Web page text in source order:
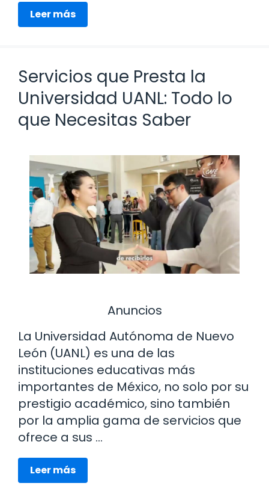
Leer más
Servicios que Presta la
Universidad UANL: Todo lo
que Necesitas Saber
Anuncios
La Universidad Autónoma de Nuevo
León (UANL) es una de las
instituciones educativas más
importantes de México, no solo por su
prestigio académico, sino también
por la amplia gama de servicios que
ofrece a sus …
Leer más